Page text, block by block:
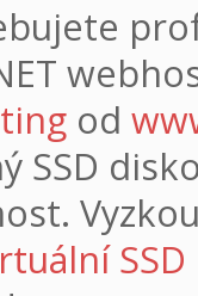
od
SSD